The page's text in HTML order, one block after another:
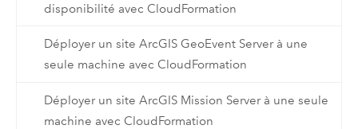
disponibilité avec CloudFormation
Déployer un site ArcGIS GeoEvent Server à une
seule machine avec CloudFormation
Déployer un site ArcGIS Mission Server à une seule
machine avec CloudFormation